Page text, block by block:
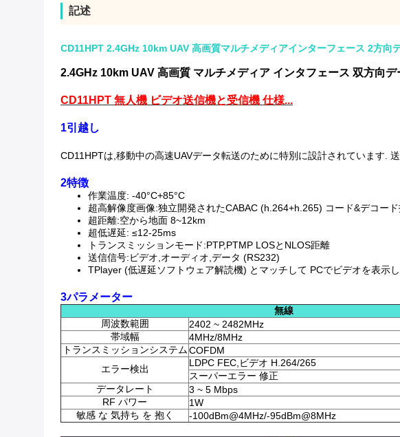
記述
CD11HPT 2.4GHz 10km UAV 高画質マルチメディアインターフェース 2方向
2.4GHz 10km UAV 高画質 マルチメディア インタフェース 双方向
CD11HPT 無人機 ビデオ送信機と受信機 仕様...
1引越し
CD11HPTは,移動中の高速UAVデータ転送のために特別に設計されています.
2特徴
作業温度: -40°C+85°C
超高解像度画像:独立開発されたCABAC (h.264+h.265) コード&デコー
超距離:空から地面 8~12km
超低遅延: ≤12-25ms
トランスミッションモード:PTP,PTMP LOSとNLOS距離
送信信号:ビデオ,オーディオ,データ (RS232)
TPlayer (低遅延ソフトウェア解読機) とマッチして PCでビデオを表示
3パラメーター
無線
周波数範囲
2402 ~ 2482MHz
帯域幅
4MHz/8MHz
トランスミッションシステムCOFDM
エラー検出
LDPC FEC,ビデオ H.264/265
スーパーエラー 修正
データレート
3 ~ 5 Mbps
RF パワー
1W
敏感 な 気持ち を 抱く
-100dBm@4MHz/-95dBm@8MHz